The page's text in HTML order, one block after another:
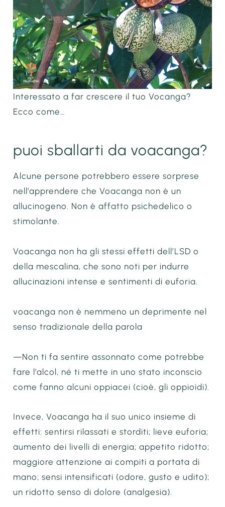
Interessato a far crescere il tuo Vocanga?
Ecco come…
puoi sballarti da voacanga?
Alcune persone potrebbero essere sorprese
nell’apprendere che Voacanga non è un
allucinogeno. Non è affatto psichedelico o
stimolante.
Voacanga non ha gli stessi effetti dell’LSD o
della mescalina, che sono noti per indurre
allucinazioni intense e sentimenti di euforia.
voacanga non è nemmeno un deprimente nel
senso tradizionale della parola
—Non ti fa sentire assonnato come potrebbe
fare l’alcol, né ti mette in uno stato inconscio
come fanno alcuni oppiacei (cioè, gli oppioidi).
Invece, Voacanga ha il suo unico insieme di
effetti: sentirsi rilassati e storditi; lieve euforia;
aumento dei livelli di energia; appetito ridotto;
maggiore attenzione ai compiti a portata di
mano; sensi intensificati (odore, gusto e udito);
un ridotto senso di dolore (analgesia).